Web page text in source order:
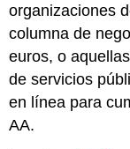
organizaciones
columna de
euros, o
de servicios
en línea para
AA.